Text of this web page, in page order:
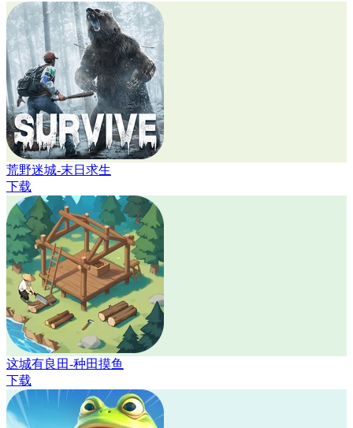
荒野迷城-末日求生
下载
这城有良田-种田摸鱼
下载